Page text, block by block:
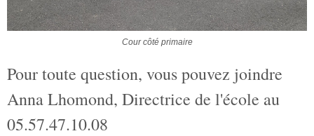
Cour côté primaire
Pour toute question, vous pouvez joindre
Anna Lhomond, Directrice de l'école au
05.57.47.10.08